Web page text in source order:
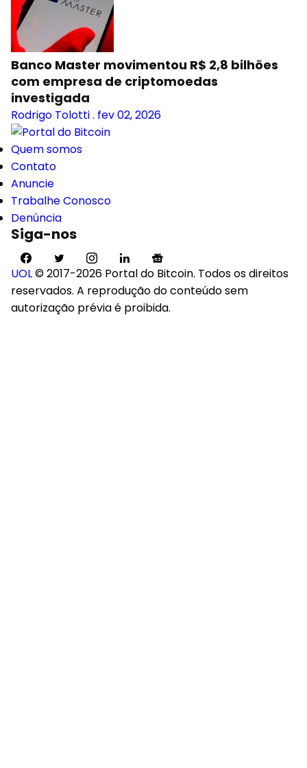
Banco Master movimentou R$ 2,8 bilhões
com empresa de criptomoedas
investigada
Rodrigo Tolotti. fev 02, 2026
Quem somos
Contato
Anuncie
Trabalhe Conosco
Denúncia
Siga-nos
UOL© 2017-2026 Portal do Bitcoin. Todos os direitos
reservados. A reprodução do conteúdo sem
autorização prévia é proibida.